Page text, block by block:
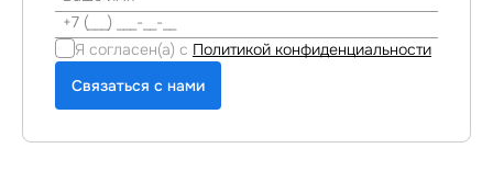
Я согласен(а) с Политикой конфиденциальности
Связаться с нами